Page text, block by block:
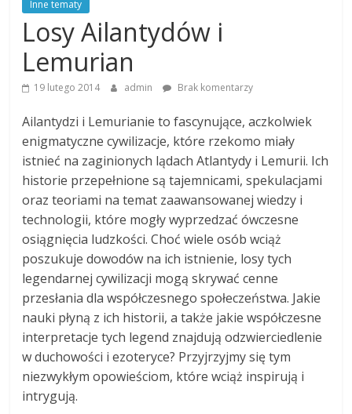
Inne tematy
Losy Ailantydów i
Lemurian
19 lutego 2014 admin Brak komentarzy
Ailantydzi i Lemurianie to fascynujące, aczkolwiek
enigmatyczne cywilizacje, które rzekomo miały
istnieć na zaginionych lądach Atlantydy i Lemurii. Ich
historie przepełnione są tajemnicami, spekulacjami
oraz teoriami na temat zaawansowanej wiedzy i
technologii, które mogły wyprzedzać ówczesne
osiągnięcia ludzkości. Choć wiele osób wciąż
poszukuje dowodów na ich istnienie, losy tych
legendarnej cywilizacji mogą skrywać cenne
przesłania dla współczesnego społeczeństwa. Jakie
nauki płyną z ich historii, a także jakie współczesne
interpretacje tych legend znajdują odzwierciedlenie
w duchowości i ezoteryce? Przyjrzyjmy się tym
niezwykłym opowieściom, które wciąż inspirują i
intrygują.